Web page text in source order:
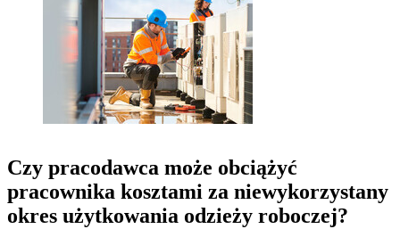
Czy pracodawca może obciążyć
pracownika kosztami za niewykorzystany
okres użytkowania odzieży roboczej?